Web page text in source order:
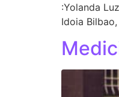
:Yolanda
Idoia